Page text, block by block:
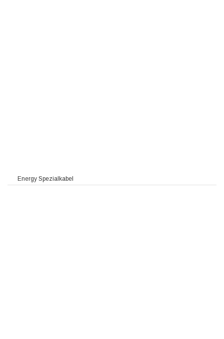
Energy Spezialkabel